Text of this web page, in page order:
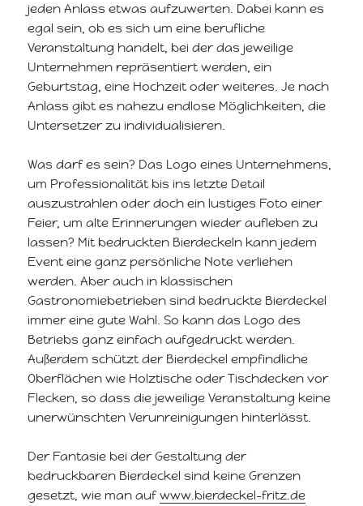
jeden Anlass etwas aufzuwerten. Dabei kann es
egal sein, ob es sich um eine berufliche
Veranstaltung handelt, bei der das jeweilige
Unternehmen repräsentiert werden, ein
Geburtstag, eine Hochzeit oder weiteres. Je nach
Anlass gibt es nahezu endlose Möglichkeiten, die
Untersetzer zu individualisieren.
Was darf es sein? Das Logo eines Unternehmens,
um Professionalität bis ins letzte Detail
auszustrahlen oder doch ein lustiges Foto einer
Feier, um alte Erinnerungen wieder aufleben zu
lassen? Mit bedruckten Bierdeckeln kann jedem
Event eine ganz persönliche Note verliehen
werden. Aber auch in klassischen
Gastronomiebetrieben sind bedruckte Bierdeckel
immer eine gute Wahl. So kann das Logo des
Betriebs ganz einfach aufgedruckt werden.
Außerdem schützt der Bierdeckel empfindliche
Oberflächen wie Holztische oder Tischdecken vor
Flecken, so dass die jeweilige Veranstaltung keine
unerwünschten Verunreinigungen hinterlässt.
Der Fantasie bei der Gestaltung der
bedruckbaren Bierdeckel sind keine Grenzen
gesetzt, wie man aufwww.bierdeckel-fritz.de